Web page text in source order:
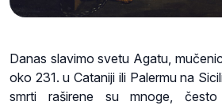
Danas slavimo svetu Agatu,
oko 231. u Cataniji ili Palermu na
smrti raširene su mnoge, često